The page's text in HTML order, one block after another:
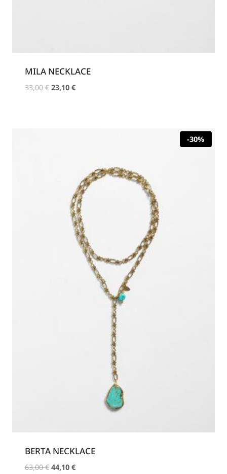
MILA NECKLACE
33,00€ Original
23,10 €Η
-30%
BERTA NECKLACE
63,00€ Original
44,10 €Η